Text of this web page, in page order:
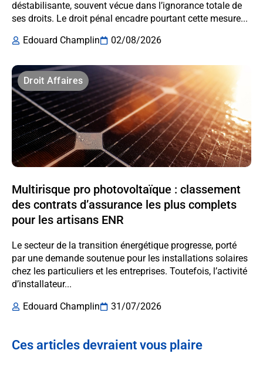
déstabilisante, souvent vécue dans l’ignorance totale de
ses droits. Le droit pénal encadre pourtant cette mesure...
Edouard Champlin
02/08/2026
Droit Affaires
Multirisque pro photovoltaïque : classement
des contrats d’assurance les plus complets
pour les artisans ENR
Le secteur de la transition énergétique progresse, porté
par une demande soutenue pour les installations solaires
chez les particuliers et les entreprises. Toutefois, l’activité
d’installateur...
Edouard Champlin
31/07/2026
Ces articles devraient vous plaire